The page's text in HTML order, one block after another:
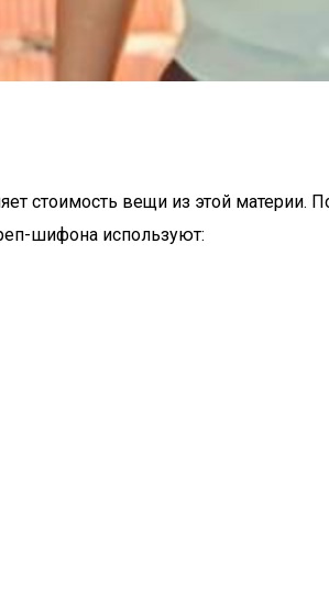
стоимость вещи из этой
шифона используют: